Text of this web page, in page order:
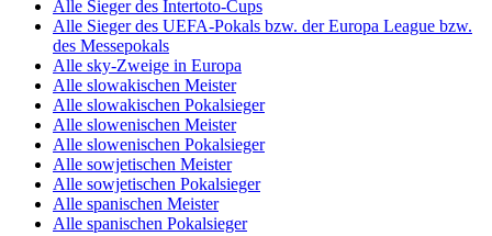
Alle Sieger des Intertoto-Cups
Alle Sieger des UEFA-Pokals bzw. der Europa League bzw.
des Messepokals
Alle sky-Zweige in Europa
Alle slowakischen Meister
Alle slowakischen Pokalsieger
Alle slowenischen Meister
Alle slowenischen Pokalsieger
Alle sowjetischen Meister
Alle sowjetischen Pokalsieger
Alle spanischen Meister
Alle spanischen Pokalsieger